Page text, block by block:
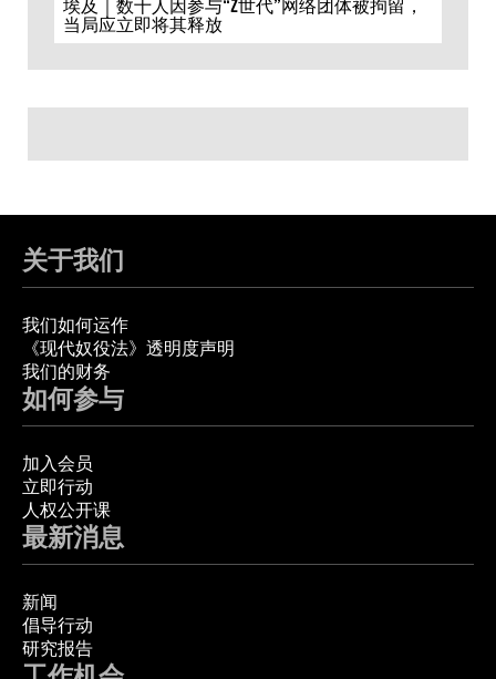
埃及｜数十人因参与“Z世代”网络团体被拘留，
当局应立即将其释放
关于我们
我们如何运作
《现代奴役法》透明度声明
我们的财务
如何参与
加入会员
立即行动
人权公开课
最新消息
新闻
倡导行动
研究报告